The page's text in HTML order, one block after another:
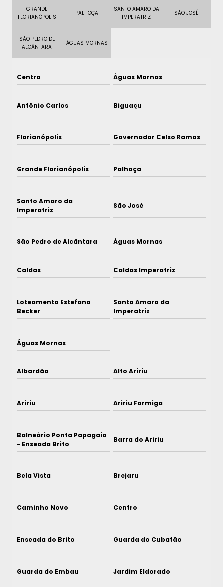
GRANDE
FLORIANÓPOLIS
PALHOÇA
SANTO AMARO DA
IMPERATRIZ
SÃO JOSÉ
SÃO PEDRO DE
ALCÂNTARA
ÁGUAS MORNAS
Centro Águas Mornas
Antônio Carlos Biguaçu
Florianópolis Governador Celso Ramos
Grande Florianópolis Palhoça
Santo Amaro da
Imperatriz
São José
São Pedro de Alcântara Águas Mornas
Caldas Caldas Imperatriz
Loteamento Estefano
Becker
Santo Amaro da
Imperatriz
Águas Mornas
Albardão Alto Aririu
Aririu Aririu Formiga
Balneário Ponta Papagaio
- Enseada Brito
Barra do Aririu
Bela Vista Brejaru
Caminho Novo Centro
Enseada do Brito Guarda do Cubatão
Guarda do Embau Jardim Eldorado